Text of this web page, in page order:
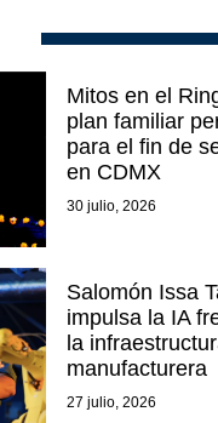
Mitos en el
plan familiar
para el fin de
en CDMX
30 julio, 2026
Salomón Issa
impulsa la IA
la
manufacturera
27 julio, 2026